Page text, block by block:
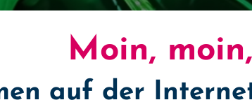
Moin, moin,
auf der